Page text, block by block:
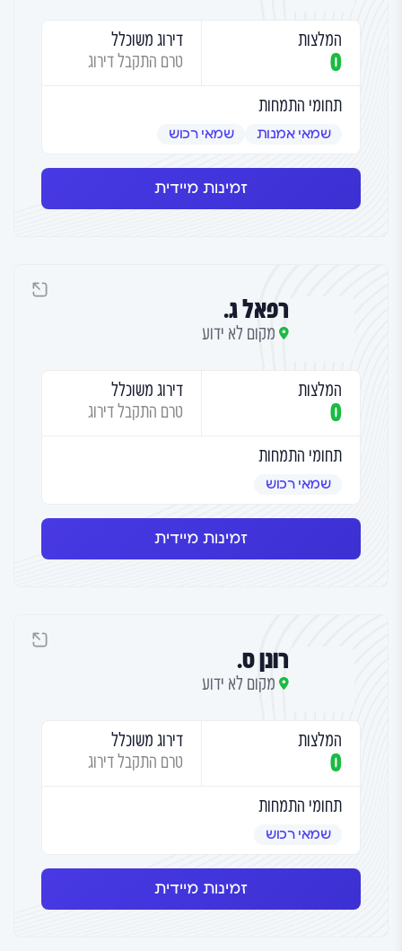
המלצות
0
דירוג משוכלל
טרם התקבל דירוג
תחומי התמחות
שמאי אמנות שמאי רכוש
זמינות מיידית
רפאל ג.
מקום לא ידוע
המלצות
0
דירוג משוכלל
טרם התקבל דירוג
תחומי התמחות
שמאי רכוש
זמינות מיידית
רונן ס.
מקום לא ידוע
המלצות
0
דירוג משוכלל
טרם התקבל דירוג
תחומי התמחות
שמאי רכוש
זמינות מיידית